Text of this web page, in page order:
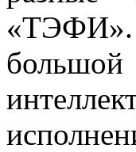
«ТЭФИ».